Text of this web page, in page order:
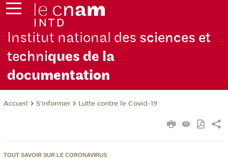
Institut national des sciences et
techniques de la
documentation
Accueil S'informer Lutte contre le Covid-19
TOUT SAVOIR SUR LE CORONAVIRUS